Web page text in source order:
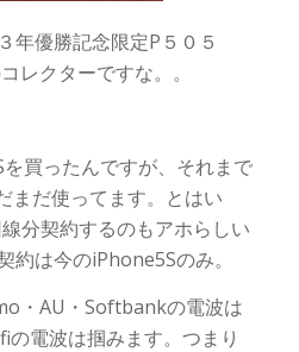
年優勝記念限定P５０５
レクターですな。。
買ったんですが、それまで
まだ使ってます。とはい
分契約するのもアホらしい
約は今のiPhone5Sのみ。
・AU・Softbankの電波は
電波は掴みます。つまり